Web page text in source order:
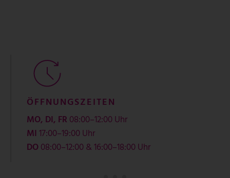
ADRESSE
Dr. Irmgard Puntigam
Ärztin für Allgemeinmedizin
Hauptstraße 30, 8461 Ehrenhausen